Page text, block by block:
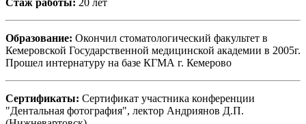
Стаж работы: 20 лет
Образование: Окончил стоматологический факультет в
Кемеровской Государственной медицинской академии в 2005г.
Прошел интернатуру на базе КГМА г. Кемерово
Сертификаты: Сертификат участника конференции
"Дентальная фотография", лектор Андриянов Д.П.